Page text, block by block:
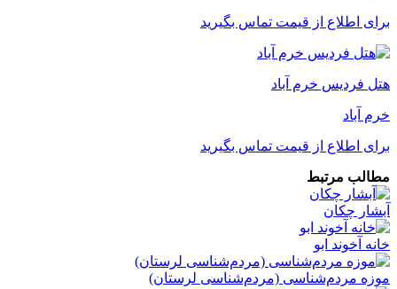
برای اطلاع از قیمت تماس بگیرید
هتل فردیس خرم آباد
خرم ‌آباد
برای اطلاع از قیمت تماس بگیرید
مطالب مرتبط
آبشار چکان
خانه آخوند ابو
موزه مردم‌شناسی (مردم‌شناسی لرستان)